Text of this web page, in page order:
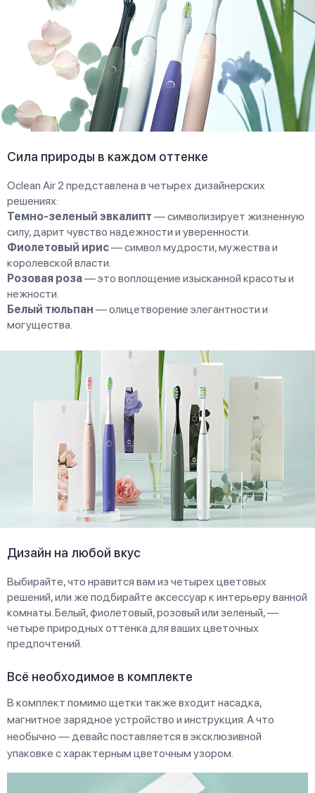
Сила природы в каждом оттенке
Oclean Air 2 представлена в четырех дизайнерских
решениях:
Темно-зеленый эвкалипт — символизирует жизненную
силу, дарит чувство надежности и уверенности.
Фиолетовый ирис— символ мудрости, мужества и
королевской власти.
Розовая роза— это воплощение изысканной красоты и
нежности.
Белый тюльпан — олицетворение элегантности и
могущества.
Дизайн на любой вкус
Выбирайте, что нравится вам из четырех цветовых
решений, или же подбирайте аксессуар к интерьеру ванной
комнаты. Белый, фиолетовый, розовый или зеленый, —
четыре природных оттенка для ваших цветочных
предпочтений.
Всё необходимое в комплекте
В комплект помимо щетки также входит насадка,
магнитное зарядное устройство и инструкция. А что
необычно — девайс поставляется в эксклюзивной
упаковке с характерным цветочным узором.